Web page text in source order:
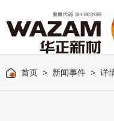
首页 > 新闻事件 > 详